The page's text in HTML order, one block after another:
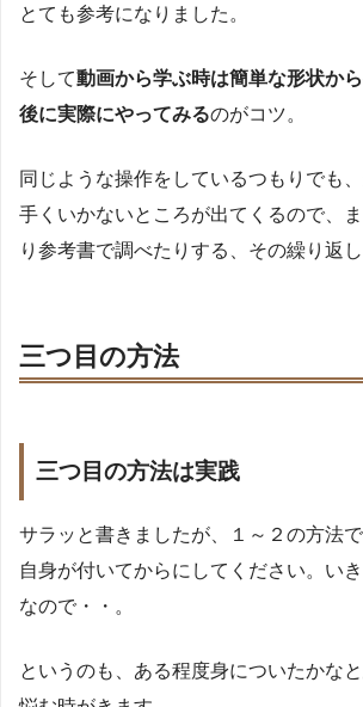
とても参考になりました。
そして動画から学ぶ時は簡単な形状か
後に実際にやってみるのがコツ。
同じような操作をしているつもりでも
手くいかないところが出てくるので、
り参考書で調べたりする、その繰り返し
三つ目の方法
三つ目の方法は実践
サラッと書きましたが、１～２の方法
自身が付いてからにしてください。い
なので・・。
というのも、ある程度身についたかな